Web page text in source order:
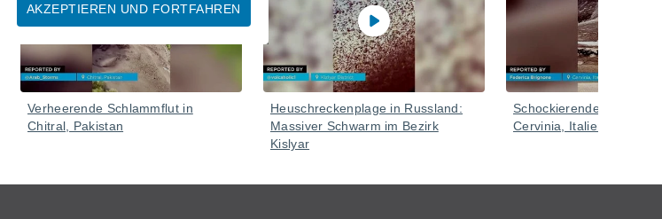
AKZEPTIEREN UND FORTFAHREN
Verheerende Schlammflut in
Chitral, Pakistan
Heuschreckenplage in Russland:
Massiver Schwarm im Bezirk
Kislyar
Schockierender
Cervinia, Italien